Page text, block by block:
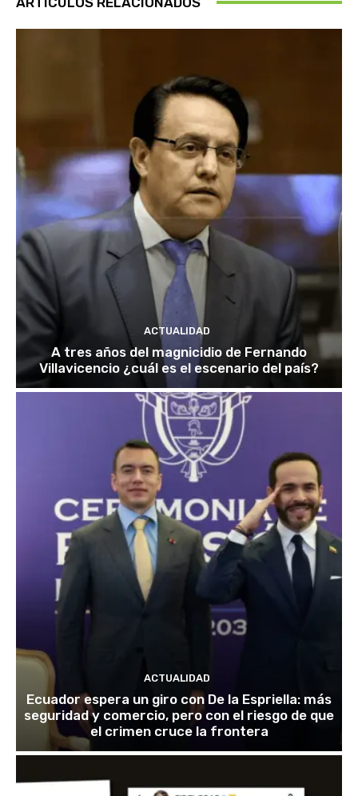
ACTUALIDAD
A tres años del magnicidio de Fernando
Villavicencio ¿cuál es el escenario del país?
ACTUALIDAD
Ecuador espera un giro con De la Espriella: más
seguridad y comercio, pero con el riesgo de que
el crimen cruce la frontera